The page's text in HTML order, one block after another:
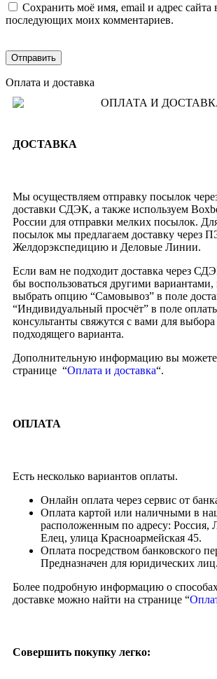
Сохранить моё имя, email и адрес сайта
последующих моих комментариев.
Оплата и доставка
ДОСТАВКА
Мы осуществляем отправку посылок
доставки СДЭК, а также используем
России для отправки мелких посылок.
посылок мы предлагаем доставку через
Желдорэкспедицию и Деловые Линии.
Если вам не подходит доставка через
бы воспользоваться другими
выбрать опцию “Самовывоз” в поле
“Индивидуальный просчёт” в поле
консультанты свяжутся с вами для
подходящего варианта.
Дополнительную информацию вы
странице “Оплата и доставка“.
ОПЛАТА
Есть несколько вариантов оплаты.
Онлайн оплата через сервис от
Оплата картой или наличными в
расположенным по адресу: Россия,
Елец, улица Красноармейская 45.
Оплата посредством банковского
Предназначен для юридических лиц.
Более подробную информацию о
доставке можно найти на странице “
Совершить покупку легко: